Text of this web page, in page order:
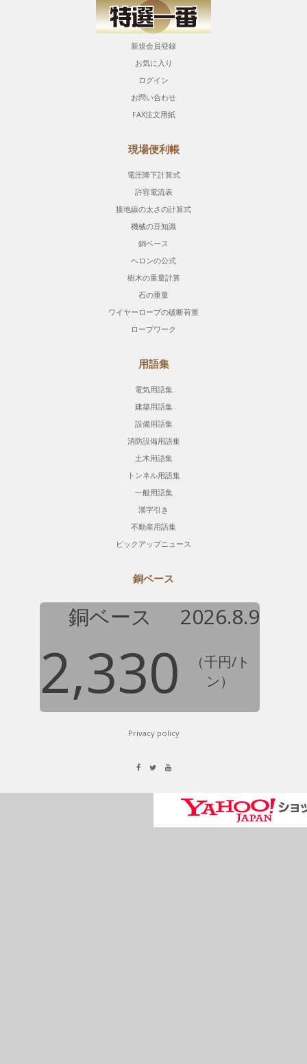
新規会員登録
お気に入り
ログイン
お問い合わせ
FAX注文用紙
現場便利帳
電圧降下計算式
許容電流表
接地線の太さの計算式
機械の豆知識
銅ベース
ヘロンの公式
樹木の重量計算
石の重量
ワイヤーロープの破断荷重
ロープワーク
用語集
電気用語集
建築用語集
設備用語集
消防設備用語集
土木用語集
トンネル用語集
一般用語集
漢字引き
不動産用語集
ピックアップニュース
銅ベース
銅ベース 2026.8.9
2,330
（千円/ト
ン）
Privacy policy